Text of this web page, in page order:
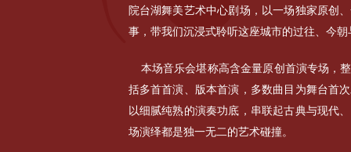
院台湖舞美艺术中心剧场，以一场独家原创
事，带我们沉浸式聆听这座城市的过往、今朝
本场音乐会堪称高含金量原创首演专场，
括多首首演、版本首演，多数曲目为舞台首
以细腻纯熟的演奏功底，串联起古典与现代
场演绎都是独一无二的艺术碰撞。